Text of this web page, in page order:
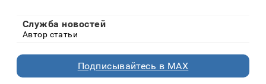
Служба новостей
Автор статьи
Подписывайтесь в MAX